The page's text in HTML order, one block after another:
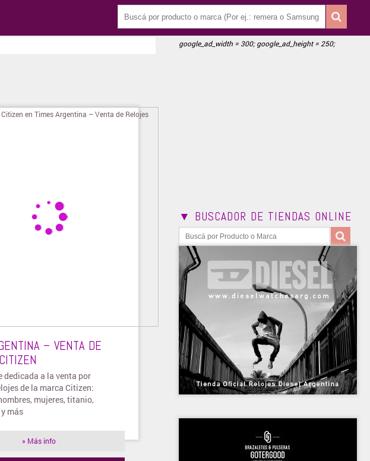
– VENTA DE
dedicada a la venta por
de la marca Citizen:
mujeres, titanio,
más
» Más info
google_ad_width = 300; google_ad_height = 250;
▼ BUSCADOR DE TIENDAS ONLINE